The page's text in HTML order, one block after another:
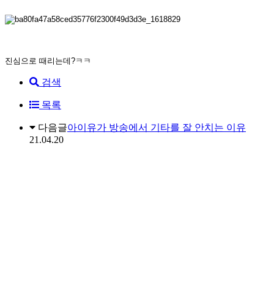
진심으로 때리는데?ㅋㅋ
검색
목록
다음글아이유가 방송에서 기타를 잘 안치는 이유
21.04.20